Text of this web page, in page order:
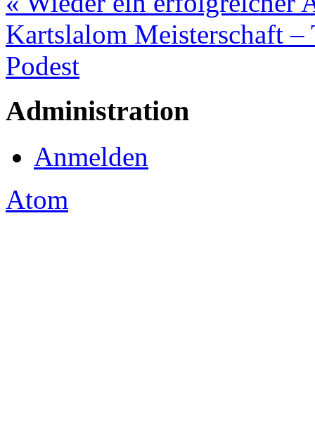
Kartslalom Meisterschaft
Podest
Administration
Anmelden
Atom